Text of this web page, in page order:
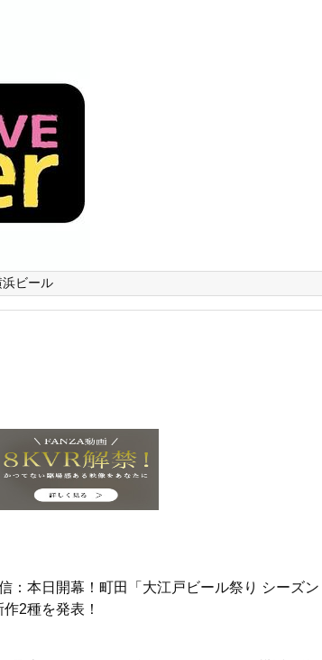
浜ビール
：本日開幕！町田「大江戸ビール祭り シーズン
2種を発表！